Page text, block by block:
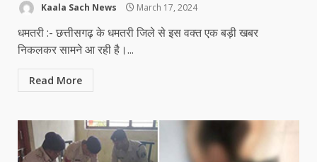
Kaala Sach News March 17, 2024
धमतरी :- छत्तीसगढ़ के धमतरी जिले से इस वक्त एक बड़ी खबर
निकलकर सामने आ रही है।...
Read More